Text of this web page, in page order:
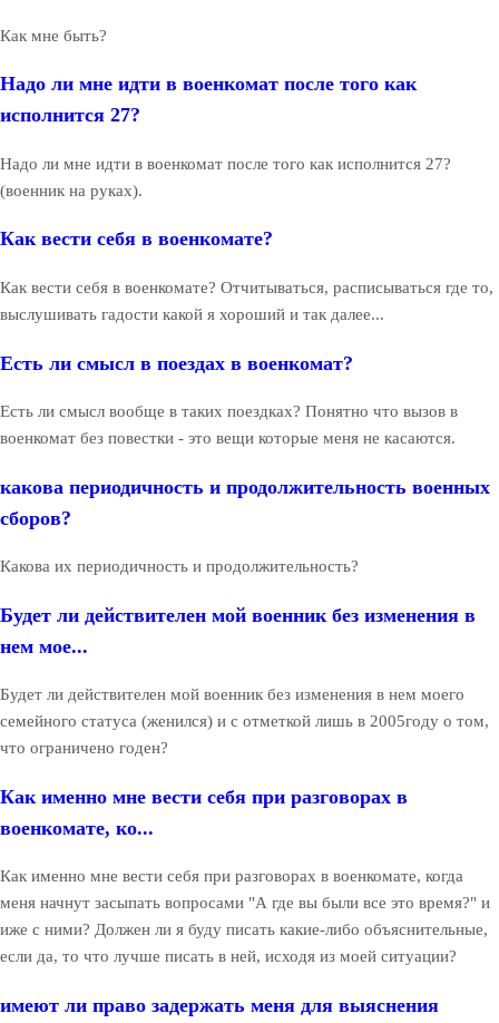
Как мне быть?
Надо ли мне идти в военкомат после того как
исполнится 27?
Надо ли мне идти в военкомат после того как исполнится 27?
(военник на руках).
Как вести себя в военкомате?
Как вести себя в военкомате? Отчитываться, расписываться где то,
выслушивать гадости какой я хороший и так далее...
Есть ли смысл в поездах в военкомат?
Есть ли смысл вообще в таких поездках? Понятно что вызов в
военкомат без повестки - это вещи которые меня не касаются.
какова периодичность и продолжительность военных
сборов?
Какова их периодичность и продолжительность?
Будет ли действителен мой военник без изменения в
нем мое...
Будет ли действителен мой военник без изменения в нем моего
семейного статуса (женился) и с отметкой лишь в 2005году о том,
что ограничено годен?
Как именно мне вести себя при разговорах в
военкомате, ко...
Как именно мне вести себя при разговорах в военкомате, когда
меня начнут засыпать вопросами "А где вы были все это время?" и
иже с ними? Должен ли я буду писать какие-либо объяснительные,
если да, то что лучше писать в ней, исходя из моей ситуации?
имеют ли право задержать меня для выяснения